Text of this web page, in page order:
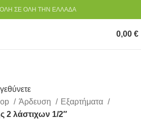
ΣΕ ΟΛΗ ΤΗΝ ΕΛΛΑΔΑ
0,00 €
Άρδευση
Εξαρτήματα
2 λάστιχων 1/2″